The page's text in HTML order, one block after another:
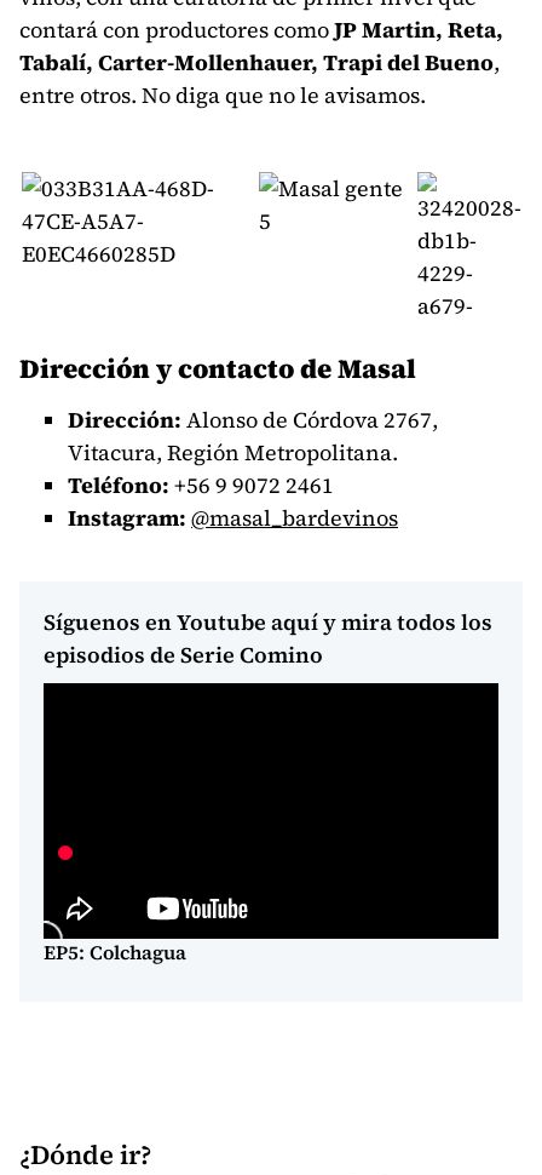
contará con productores comoJP Martin, Reta,
Tabalí, Carter-Mollenhauer, Trapi del Bueno,
entre otros. No diga que no le avisamos.
Dirección y contacto de Masal
Dirección: Alonso de Córdova 2767,
Vitacura, Región Metropolitana.
Teléfono: +56 9 9072 2461
Instagram: @masal_bardevinos
Síguenos en Youtube aquí y mira todos los
episodios de Serie Comino
EP5: Colchagua
¿Dónde ir?